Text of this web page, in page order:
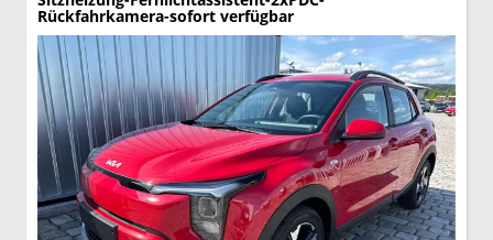
Rückfahrkamera-sofort verfügbar